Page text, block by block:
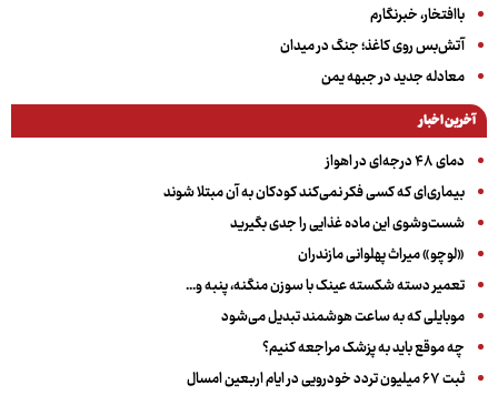
باافتخار، خبرنگارم
آتش‌بس روی کاغذ؛ جنگ در میدان
معادله جدید در جبهه یمن
آخرین اخبار
دمای ۴۸ درجه‌ای در اهواز
بیماری‌ای که کسی فکر نمی‌کند کودکان به آن مبتلا شوند
شست‌وشوی این ماده غذایی را جدی بگیرید
«لوچو» میراث پهلوانی مازندران
تعمیر دسته شکسته عینک با سوزن منگنه، پنبه و...
موبایلی که به ساعت هوشمند تبدیل می‌شود
چه موقع باید به پزشک مراجعه کنیم؟
ثبت ۶۷ میلیون تردد خودرویی در ایام اربعین امسال